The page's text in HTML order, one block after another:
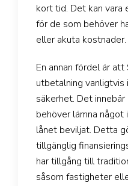
kort tid. Det kan
för de som behöver
eller akuta kostnader.
En annan fördel är
utbetalning vanligtvis
säkerhet. Det
behöver lämna något
lånet beviljat. Detta
tillgänglig
har tillgång till
såsom fastigheter